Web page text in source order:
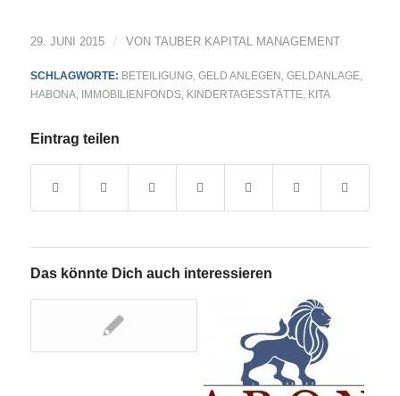
29. JUNI 2015 / VON TAUBER KAPITAL MANAGEMENT
SCHLAGWORTE: BETEILIGUNG, GELD ANLEGEN GELDANLAGE
HABONA, IMMOBILIENFONDS, KINDERTAGESSTÄTTE KITA
Eintrag teilen
Das könnte Dich auch interessieren